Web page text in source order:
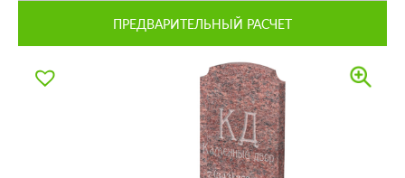
ПРЕДВАРИТЕЛЬНЫЙ РАСЧЕТ